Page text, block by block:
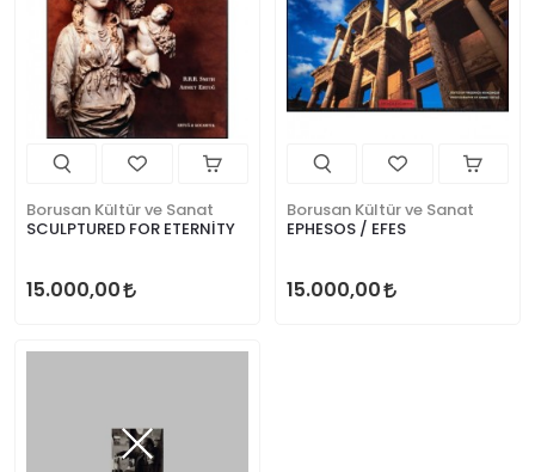
Borusan Kültür ve Sanat
SCULPTURED FOR ETERNİTY
15.000,00
Borusan Kültür ve Sanat
EPHESOS / EFES
15.000,00